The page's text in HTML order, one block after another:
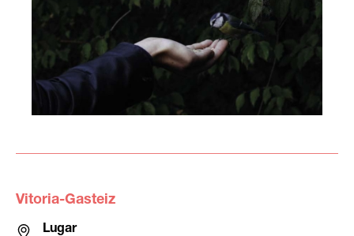
Vitoria-Gasteiz
Lugar